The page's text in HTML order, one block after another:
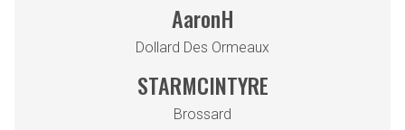
AaronH
Dollard Des Ormeaux
STARMCINTYRE
Brossard